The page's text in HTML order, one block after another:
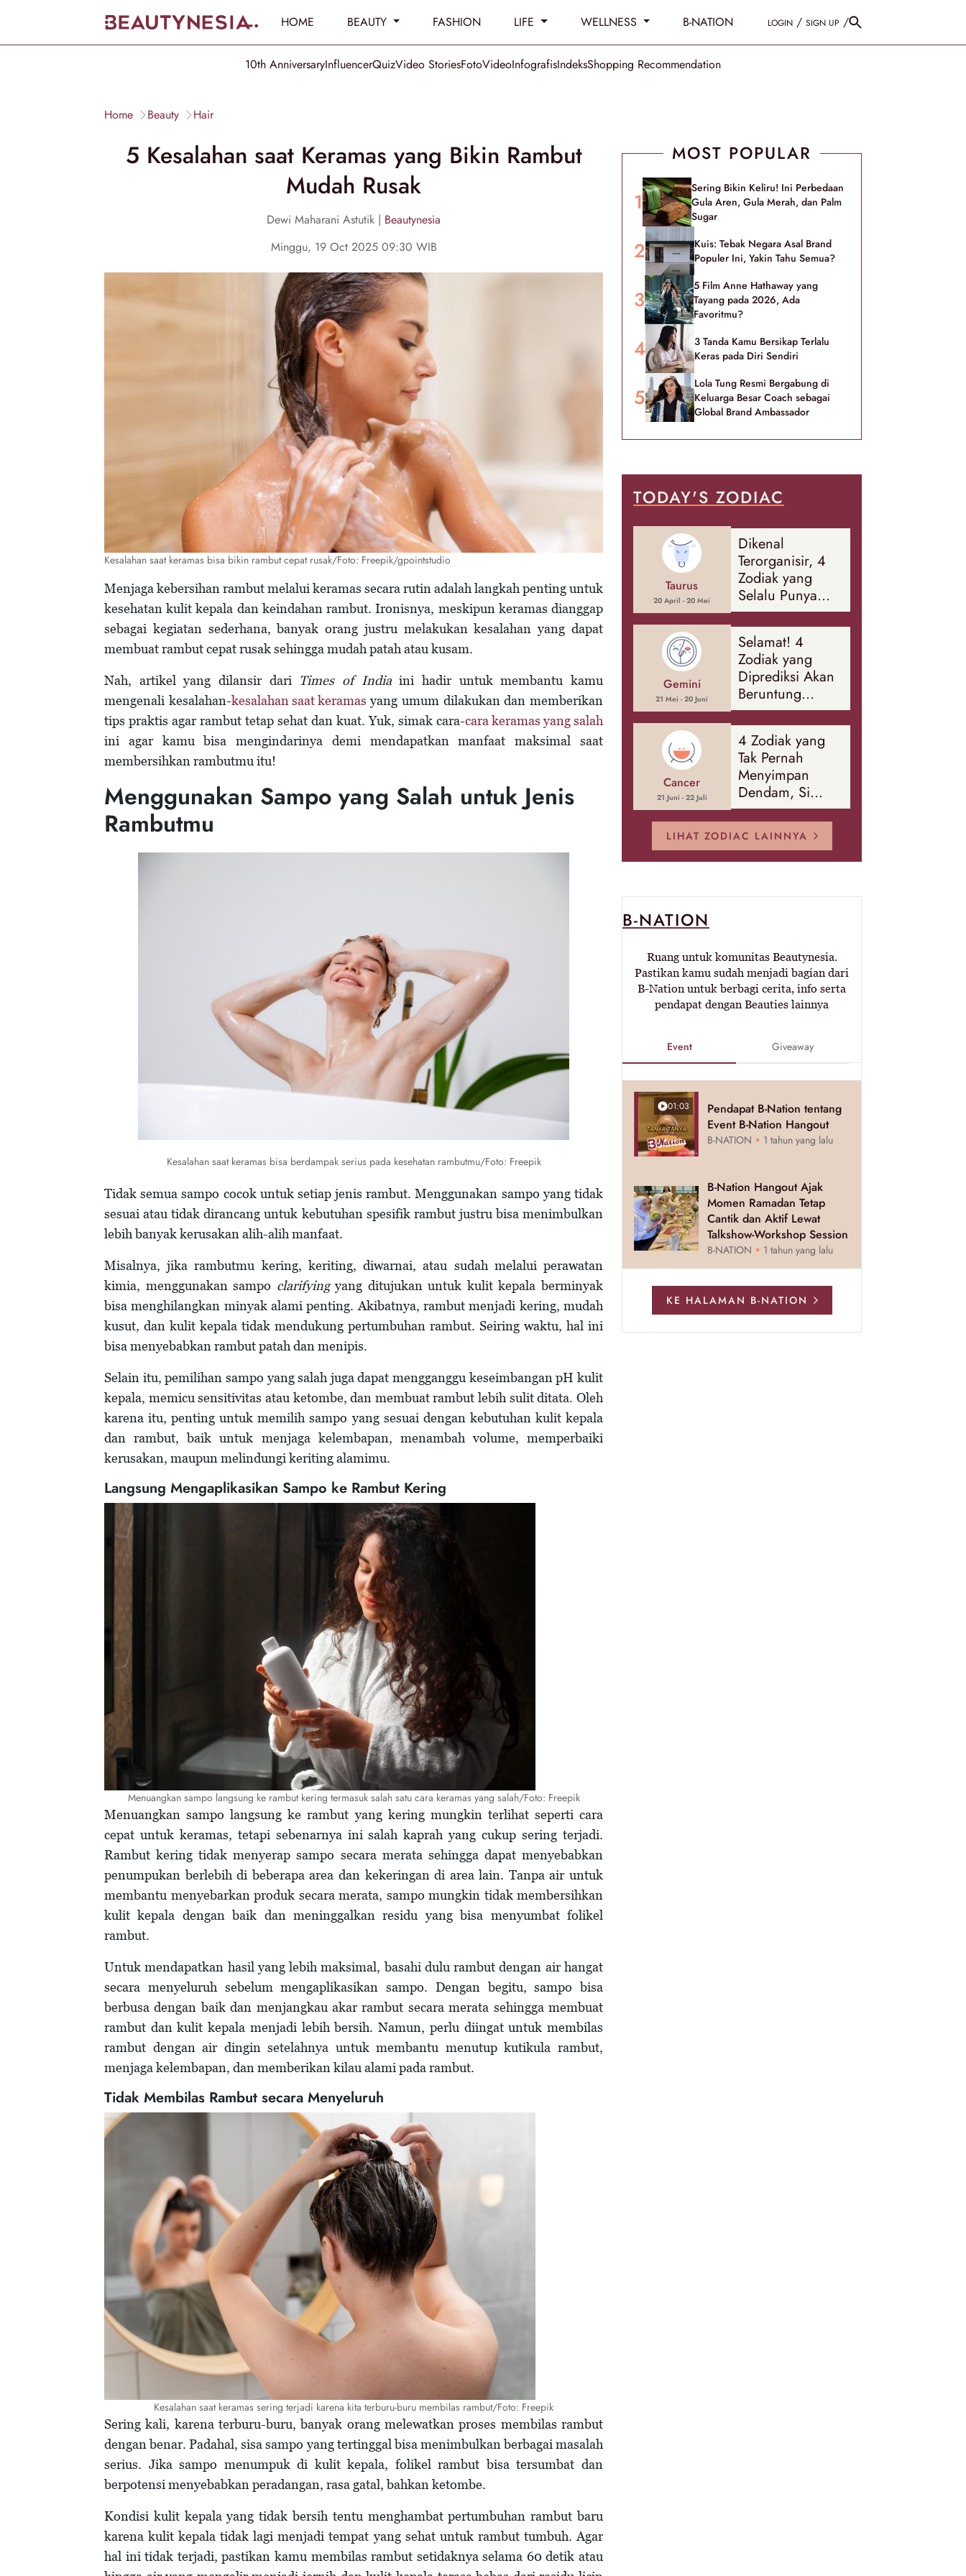
HOME BEAUTY FASHION LIFE WELLNESS B-NATION LOGIN / SIGN UP /
10th AnniversaryInfluencerQuizVideo StoriesFotoVideoInfografisIndeksShopping Recommendation
Home Beauty Hair
5 Kesalahan saat Keramas yang Bikin Rambut
Mudah Rusak
Dewi Maharani Astutik | Beautynesia
Minggu, 19 Oct 2025 09:30 WIB
Kesalahan saat keramas bisa bikin rambut cepat rusak/Foto: Freepik/gpointstudio
Menjaga kebersihan rambut melalui keramas secara rutin adalah langkah penting untuk
kesehatan kulit kepala dan keindahan rambut. Ironisnya, meskipun keramas dianggap
sebagai kegiatan sederhana, banyak orang justru melakukan kesalahan yang dapat
membuat rambut cepat rusak sehingga mudah patah atau kusam.
Nah, artikel yang dilansir dari Times of Indiaini hadir untuk membantu kamu
mengenali kesalahan-kesalahan saat keramas yang umum dilakukan dan memberikan
tips praktis agar rambut tetap sehat dan kuat. Yuk, simak cara-cara keramas yang salah
ini agar kamu bisa mengindarinya demi mendapatkan manfaat maksimal saat
membersihkan rambutmu itu!
Menggunakan Sampo yang Salah untuk Jenis
Rambutmu
Kesalahan saat keramas bisa berdampak serius pada kesehatan rambutmu/Foto: Freepik
Tidak semua sampo cocok untuk setiap jenis rambut. Menggunakan sampo yang tidak
sesuai atau tidak dirancang untuk kebutuhan spesifik rambut justru bisa menimbulkan
lebih banyak kerusakan alih-alih manfaat.
Misalnya, jika rambutmu kering, keriting, diwarnai, atau sudah melalui perawatan
kimia, menggunakan sampo clarifyingyang ditujukan untuk kulit kepala berminyak
bisa menghilangkan minyak alami penting. Akibatnya, rambut menjadi kering, mudah
kusut, dan kulit kepala tidak mendukung pertumbuhan rambut. Seiring waktu, hal ini
bisa menyebabkan rambut patah dan menipis.
Selain itu, pemilihan sampo yang salah juga dapat mengganggu keseimbangan pH kulit
kepala, memicu sensitivitas atau ketombe, dan membuat rambut lebih sulit ditata. Oleh
karena itu, penting untuk memilih sampo yang sesuai dengan kebutuhan kulit kepala
dan rambut, baik untuk menjaga kelembapan, menambah volume, memperbaiki
kerusakan, maupun melindungi keriting alamimu.
Langsung Mengaplikasikan Sampo ke Rambut Kering
Menuangkan sampo langsung ke rambut kering termasuk salah satu cara keramas yang salah/Foto: Freepik
Menuangkan sampo langsung ke rambut yang kering mungkin terlihat seperti cara
cepat untuk keramas, tetapi sebenarnya ini salah kaprah yang cukup sering terjadi.
Rambut kering tidak menyerap sampo secara merata sehingga dapat menyebabkan
penumpukan berlebih di beberapa area dan kekeringan di area lain. Tanpa air untuk
membantu menyebarkan produk secara merata, sampo mungkin tidak membersihkan
kulit kepala dengan baik dan meninggalkan residu yang bisa menyumbat folikel
rambut.
Untuk mendapatkan hasil yang lebih maksimal, basahi dulu rambut dengan air hangat
secara menyeluruh sebelum mengaplikasikan sampo. Dengan begitu, sampo bisa
berbusa dengan baik dan menjangkau akar rambut secara merata sehingga membuat
rambut dan kulit kepala menjadi lebih bersih. Namun, perlu diingat untuk membilas
rambut dengan air dingin setelahnya untuk membantu menutup kutikula rambut,
menjaga kelembapan, dan memberikan kilau alami pada rambut.
Tidak Membilas Rambut secara Menyeluruh
Kesalahan saat keramas sering terjadi karena kita terburu-buru membilas rambut/Foto: Freepik
Sering kali, karena terburu-buru, banyak orang melewatkan proses membilas rambut
dengan benar. Padahal, sisa sampo yang tertinggal bisa menimbulkan berbagai masalah
serius. Jika sampo menumpuk di kulit kepala, folikel rambut bisa tersumbat dan
berpotensi menyebabkan peradangan, rasa gatal, bahkan ketombe.
Kondisi kulit kepala yang tidak bersih tentu menghambat pertumbuhan rambut baru
karena kulit kepala tidak lagi menjadi tempat yang sehat untuk rambut tumbuh. Agar
hal ini tidak terjadi, pastikan kamu membilas rambut setidaknya selama 60 detik atau
MOST POPULAR
Sering Bikin Keliru! Ini Perbedaan
Gula Aren, Gula Merah, dan Palm
Sugar
Kuis: Tebak Negara Asal Brand
Populer Ini, Yakin Tahu Semua?
5 Film Anne Hathaway yang
Tayang pada 2026, Ada
Favoritmu?
3 Tanda Kamu Bersikap Terlalu
Keras pada Diri Sendiri
Lola Tung Resmi Bergabung di
Keluarga Besar Coach sebagai
Global Brand Ambassador
TODAY'S ZODIAC
Taurus
20 April - 20 Mei
Dikenal
Terorganisir, 4
Zodiak yang
Selalu Punya
Rencana
Cadangan Soal
Banyak Hal
Gemini
21 Mei - 20 Juni
Selamat! 4
Zodiak yang
Diprediksi Akan
Beruntung
Sepanjang
Agustus 2026
Cancer
21 Juni - 22 Juli
4 Zodiak yang
Tak Pernah
Menyimpan
Dendam, Si
Paling Mudah
Memaafkan!
LIHAT ZODIAC LAINNYA
B-NATION
Ruang untuk komunitas Beautynesia.
Pastikan kamu sudah menjadi bagian dari
B-Nation untuk berbagi cerita, info serta
pendapat dengan Beauties lainnya
Event Giveaway
01:03
Pendapat B-Nation tentang
Event B-Nation Hangout
B-NATION 1 tahun yang lalu
B-Nation Hangout Ajak
Momen Ramadan Tetap
Cantik dan Aktif Lewat
Talkshow-Workshop Session
B-NATION 1 tahun yang lalu
KE HALAMAN B-NATION